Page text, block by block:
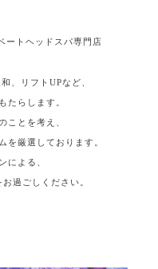
トヘッドスパ専門店
、リフトUPなど、
たらします。
ことを考え、
を厳選しております。
による、
過ごしください。